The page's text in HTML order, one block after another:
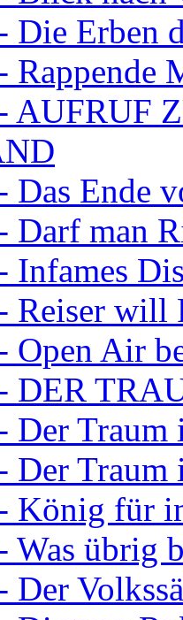
Die Erben
Rappende
AUFRUF
Das Ende
Darf man
Infames
Reiser will
Open Air
DER
Der Traum
Der Traum
König für
Was übrig
Der